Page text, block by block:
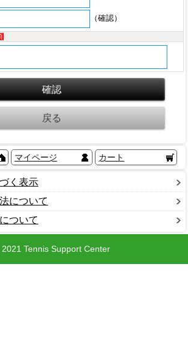
（確認）
マイページ カート
く表示
について
ついて
Tennis Support Center